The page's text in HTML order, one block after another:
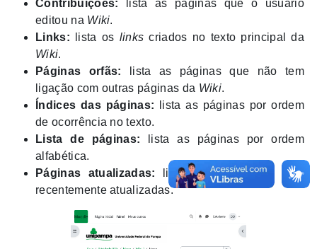
Contribuições: lista as páginas que o usuário
editou na Wiki.
Links: lista os links criados no texto principal da
Wiki.
Páginas orfãs: lista as páginas que não tem
ligação com outras páginas da Wiki.
Índices das páginas: lista as páginas por ordem
de ocorrência no texto.
Lista de páginas: lista as páginas por ordem
alfabética.
Páginas atualizadas: lista as páginas da
Wiki
recentemente atualizadas.